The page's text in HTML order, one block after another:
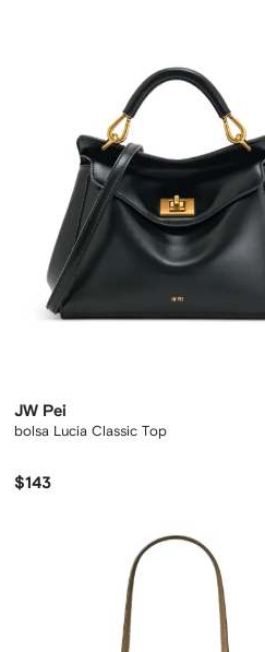
JW Pei
bolsa Lucia Classic Top
$143